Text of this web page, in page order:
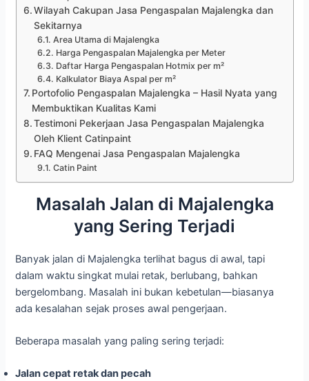
Wilayah Cakupan Jasa Pengaspalan Majalengka dan
Sekitarnya
Area Utama di Majalengka
Harga Pengaspalan Majalengka per Meter
Daftar Harga Pengaspalan Hotmix per m²
Kalkulator Biaya Aspal per m²
Portofolio Pengaspalan Majalengka – Hasil Nyata yang
Membuktikan Kualitas Kami
Testimoni Pekerjaan Jasa Pengaspalan Majalengka
Oleh Klient Catinpaint
FAQ Mengenai Jasa Pengaspalan Majalengka
Catin Paint
Masalah Jalan di Majalengka
yang Sering Terjadi
Banyak jalan di Majalengka terlihat bagus di awal, tapi
dalam waktu singkat mulai retak, berlubang, bahkan
bergelombang. Masalah ini bukan kebetulan—biasanya
ada kesalahan sejak proses awal pengerjaan.
Beberapa masalah yang paling sering terjadi:
Jalan cepat retak dan pecah